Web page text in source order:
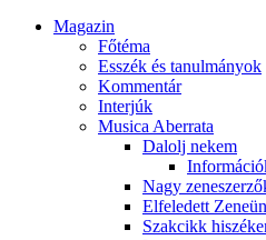
Magazin
Főtéma
Esszék és tanulmányok
Kommentár
Interjúk
Musica Aberrata
Dalolj nekem
Nagy
Elfeledett
Szakcikk